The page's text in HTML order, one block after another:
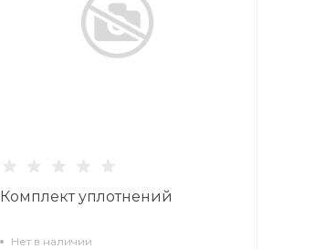
Комплект уплотнений
Нет в наличии